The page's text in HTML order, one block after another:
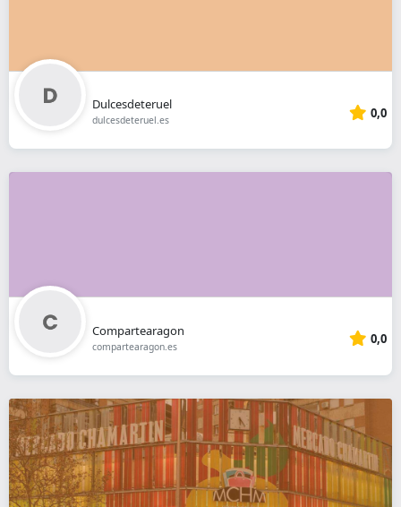
Dulcesdeteruel
dulcesdeteruel.es 0,0
Compartearagon
compartearagon.es 0,0